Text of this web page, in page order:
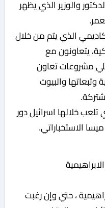
والوزير الذي يظهر
الذي يتم من خلال
يتعاونون مع
مشروعات تعاون
وتبعاتها والبيوت
تلعب خلالها اسرائيل دور
الاستخباراتي.
، حتي وإن رغبت